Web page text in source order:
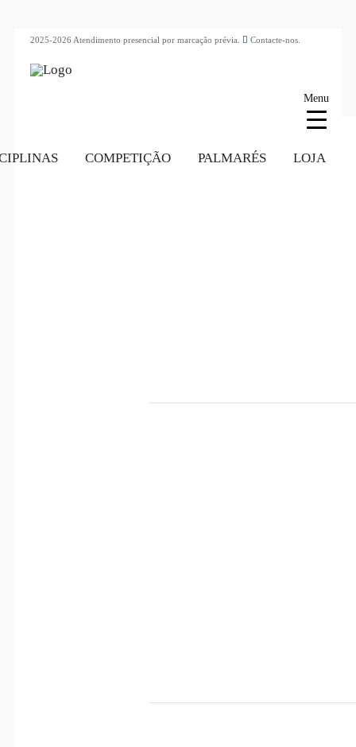
2025-2026 Atendimento presencial por marcação prévia. Contacte-nos.
COMPETIÇÃO PALMARÉS LOJA
Menu